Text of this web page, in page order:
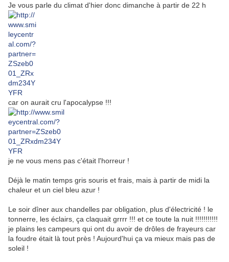
Je vous parle du climat d'hier donc dimanche à partir de 22 h
car on aurait cru l'apocalypse !!!
je ne vous mens pas c'était l'horreur !
Déjà le matin temps gris souris et frais, mais à partir de midi la
chaleur et un ciel bleu azur !
Le soir dîner aux chandelles par obligation, plus d'électricité ! le
tonnerre, les éclairs, ça claquait grrrr !!! et ce toute la nuit !!!!!!!!!!!
je plains les campeurs qui ont du avoir de drôles de frayeurs car
la foudre était là tout près ! Aujourd'hui ça va mieux mais pas de
soleil !